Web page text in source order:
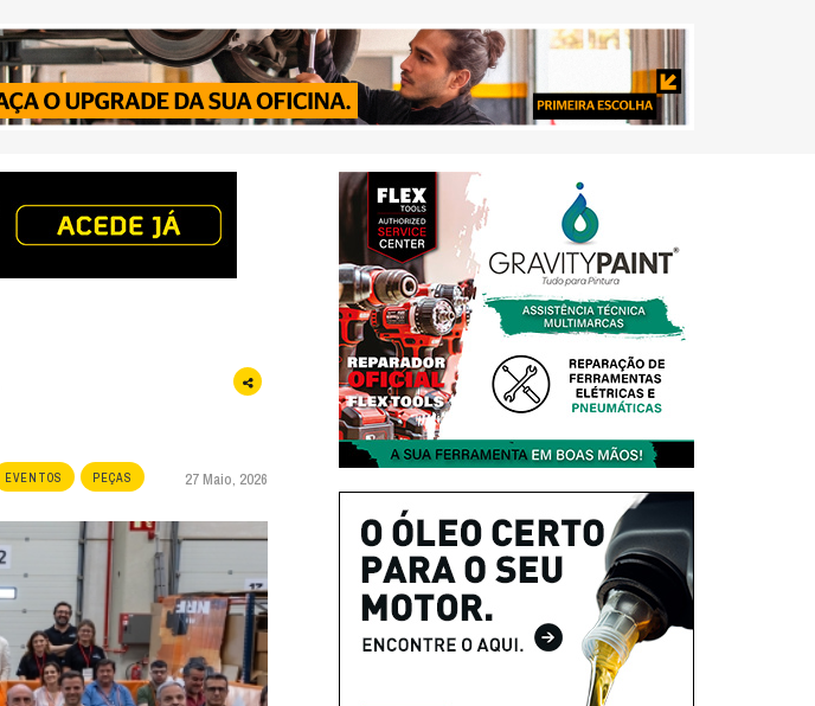
EVENTOS PEÇAS 27 Maio, 2026